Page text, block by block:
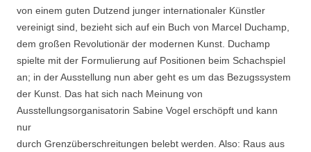
von einem guten Dutzend junger internationaler Künstler
vereinigt sind, bezieht sich auf ein Buch von Marcel Duchamp,
dem großen Revolutionär der modernen Kunst. Duchamp
spielte mit der Formulierung auf Positionen beim Schachspiel
an; in der Ausstellung nun aber geht es um das Bezugssystem
der Kunst. Das hat sich nach Meinung von
Ausstellungsorganisatorin Sabine Vogel erschöpft und kann
nur
durch Grenzüberschreitungen belebt werden. Also: Raus aus